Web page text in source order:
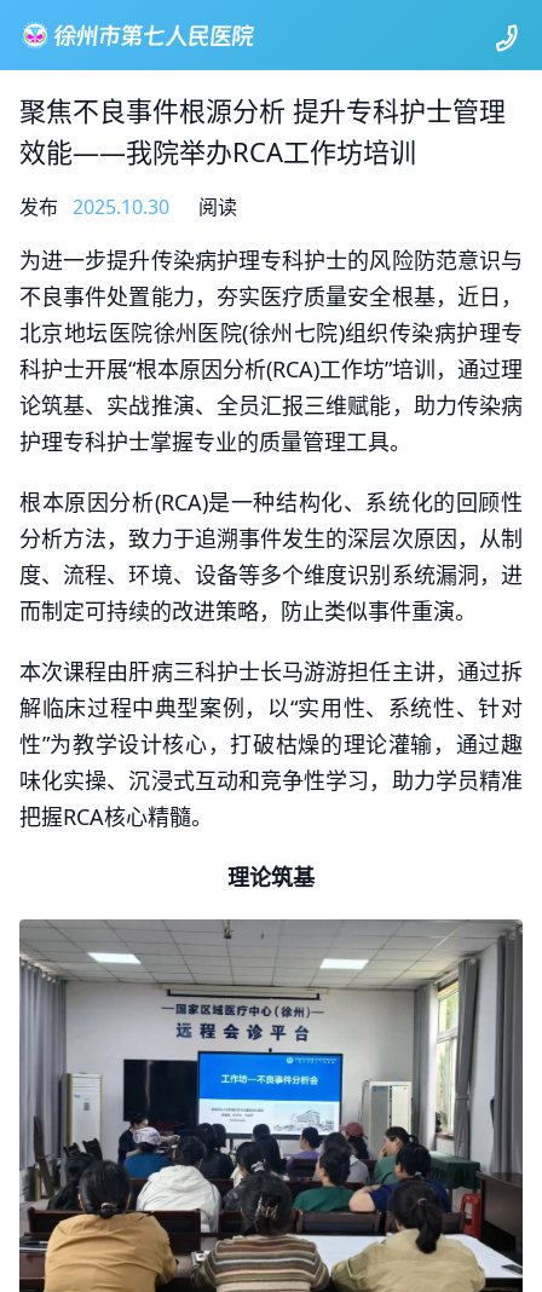
聚焦不良事件根源分析 提升专科护士管理
效能——我院举办RCA工作坊培训
发布 2025.10.30 阅读
为进一步提升传染病护理专科护士的风险防范意识与
不良事件处置能力，夯实医疗质量安全根基，近日，
北京地坛医院徐州医院(徐州七院)组织传染病护理专
科护士开展“根本原因分析(RCA)工作坊”培训，通过理
论筑基、实战推演、全员汇报三维赋能，助力传染病
护理专科护士掌握专业的质量管理工具。
根本原因分析(RCA)是一种结构化、系统化的回顾性
分析方法，致力于追溯事件发生的深层次原因，从制
度、流程、环境、设备等多个维度识别系统漏洞，进
而制定可持续的改进策略，防止类似事件重演。
本次课程由肝病三科护士长马游游担任主讲，通过拆
解临床过程中典型案例，以“实用性、系统性、针对
性”为教学设计核心，打破枯燥的理论灌输，通过趣
味化实操、沉浸式互动和竞争性学习，助力学员精准
把握RCA核心精髓。
理论筑基